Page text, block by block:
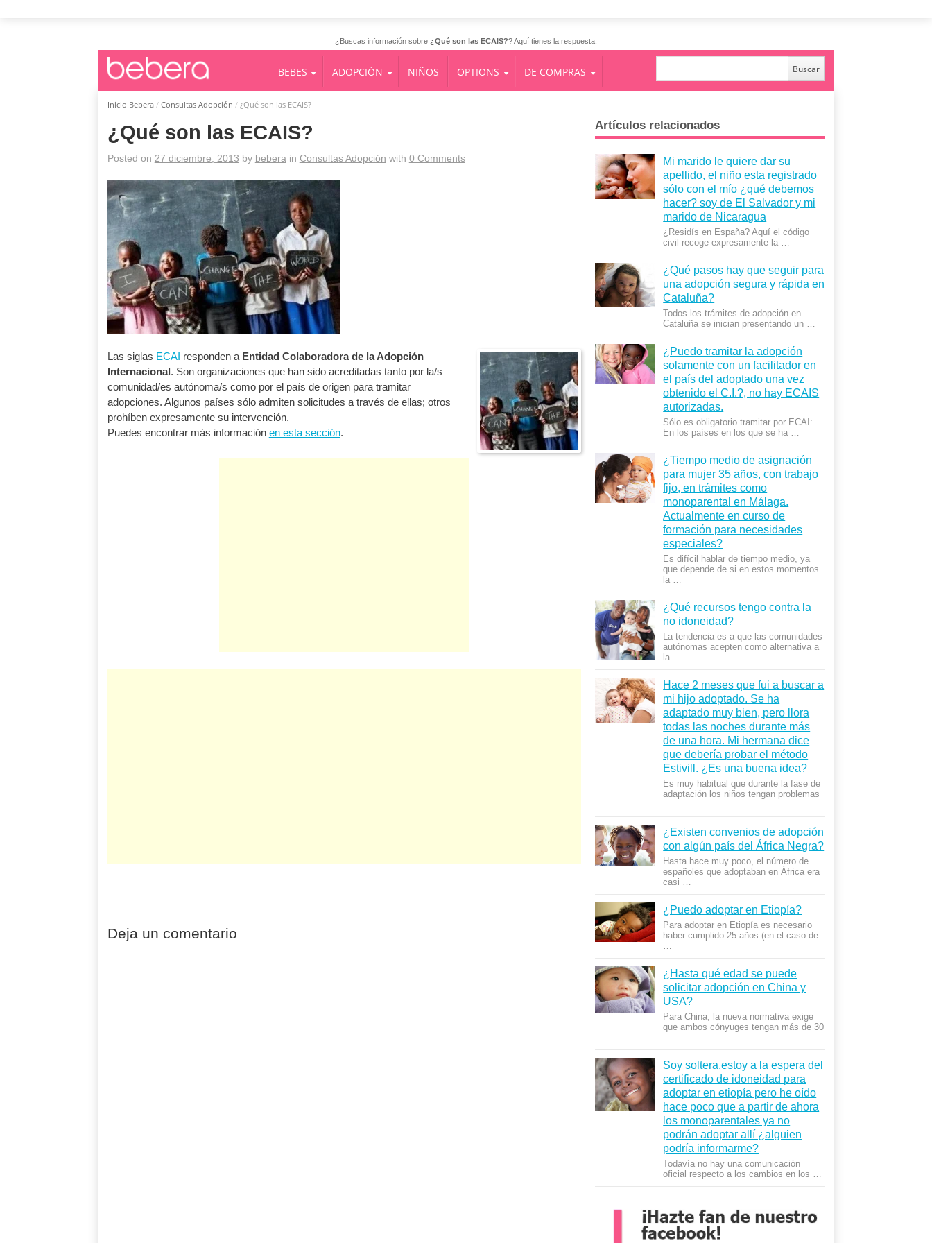
¿Buscas información sobre ¿Qué son las ECAIS?? Aquí tienes la respuesta.
BEBES ADOPCIÓN NIÑOS OPTIONS DE COMPRAS
Inicio Bebera / Consultas Adopción / ¿Qué son las ECAIS?
¿Qué son las ECAIS?
Posted on 27 diciembre, 2013 by beberain Consultas Adopción with 0 Comments
Las siglas ECAI responden a Entidad Colaboradora de la Adopción
Internacional. Son organizaciones que han sido acreditadas tanto por la/s
comunidad/es autónoma/s como por el país de origen para tramitar
adopciones. Algunos países sólo admiten solicitudes a través de ellas; otros
prohíben expresamente su intervención.
Puedes encontrar más información en esta sección.
Deja un comentario
Artículos relacionados
Mi marido le quiere dar su
apellido, el niño esta registrado
sólo con el mío ¿qué debemos
hacer? soy de El Salvador y mi
marido de Nicaragua
¿Residís en España? Aquí el código
civil recoge expresamente la …
¿Qué pasos hay que seguir para
una adopción segura y rápida en
Cataluña?
Todos los trámites de adopción en
Cataluña se inician presentando un …
¿Puedo tramitar la adopción
solamente con un facilitador en
el país del adoptado una vez
obtenido el C.I.?, no hay ECAIS
autorizadas.
Sólo es obligatorio tramitar por ECAI:
En los países en los que se ha …
¿Tiempo medio de asignación
para mujer 35 años, con trabajo
fijo, en trámites como
monoparental en Málaga.
Actualmente en curso de
formación para necesidades
especiales?
Es difícil hablar de tiempo medio, ya
que depende de si en estos momentos
la …
¿Qué recursos tengo contra la
no idoneidad?
La tendencia es a que las comunidades
autónomas acepten como alternativa a
la …
Hace 2 meses que fui a buscar a
mi hijo adoptado. Se ha
adaptado muy bien, pero llora
todas las noches durante más
de una hora. Mi hermana dice
que deberí­a probar el método
Estivill. ¿Es una buena idea?
Es muy habitual que durante la fase de
adaptación los niños tengan problemas
¿Existen convenios de adopción
con algún país del África Negra?
Hasta hace muy poco, el número de
españoles que adoptaban en África era
casi …
¿Puedo adoptar en Etiopía?
Para adoptar en Etiopía es necesario
haber cumplido 25 años (en el caso de
¿Hasta qué edad se puede
solicitar adopción en China y
USA?
Para China, la nueva normativa exige
que ambos cónyuges tengan más de 30
Soy soltera,estoy a la espera del
certificado de idoneidad para
adoptar en etiopía pero he oído
hace poco que a partir de ahora
los monoparentales ya no
podrán adoptar allí ¿alguien
podría informarme?
Todavía no hay una comunicación
oficial respecto a los cambios en los …